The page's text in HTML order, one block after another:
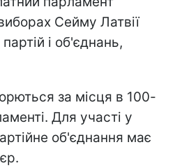
Сейму Латвії
і об'єднань,
за місця в 100-
Для участі у
об'єднання має